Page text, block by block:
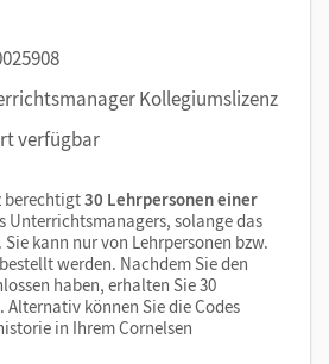
Kollegiumslizenz
verfügbar
berechtigt30 Lehrpersonen einer
Unterrichtsmanagers, solange das
kann nur von Lehrpersonen bzw.
werden. Nachdem Sie den
haben, erhalten Sie 30
Alternativ können Sie die Codes
in Ihrem Cornelsen